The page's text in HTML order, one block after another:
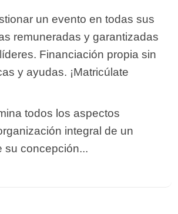
un evento en todas sus
remuneradas y garantizadas
Financiación propia sin
y ayudas. ¡Matricúlate
todos los aspectos
integral de un
su concepción...